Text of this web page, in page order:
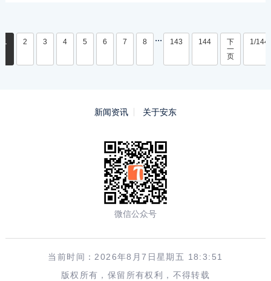
1 2 3 4 5 6 7 8 ... 143 144
下
一
页
1/144
新闻资讯 关于安东
微信公众号
当前时间：2026年8月7日星期五 18:3:51
版权所有，保留所有权利，不得转载